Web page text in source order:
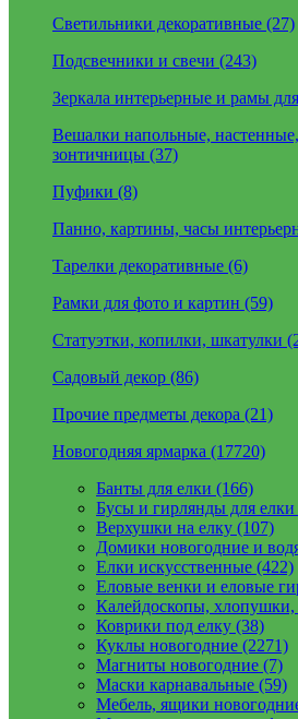
Светильники декоративные (27)
Подсвечники и свечи (243)
Зеркала интерьерные и рамы
Вешалки напольные,
зонтичницы (37)
Пуфики (8)
Панно, картины, часы
Тарелки декоративные (6)
Рамки для фото и картин (59)
Статуэтки, копилки, шкатулки
Садовый декор (86)
Прочие предметы декора (21)
Новогодняя ярмарка (17720)
Банты для елки (166)
Бусы и гирлянды для елки
Верхушки на елку (107)
Домики новогодние и
Елки искусственные (422)
Еловые венки и еловые
Калейдоскопы, хлопушки,
Коврики под елку (38)
Куклы новогодние (2271)
Магниты новогодние (7)
Маски карнавальные (59)
Мебель, ящики